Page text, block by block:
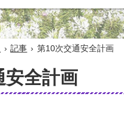
› 記事 › 第10次交通安全計画
安全計画